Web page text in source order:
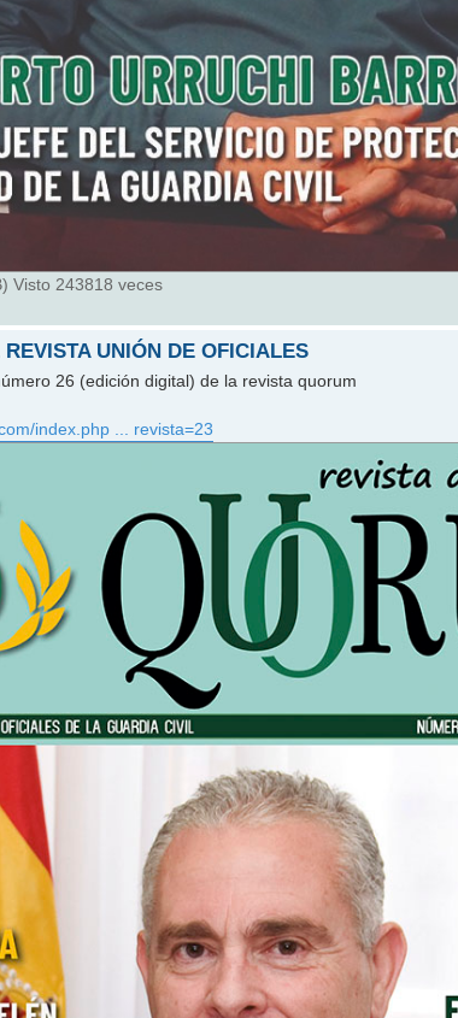
Visto 243818 veces
UNIÓN DE OFICIALES
26 (edición digital) de la revista quorum
index.php ... revista=23